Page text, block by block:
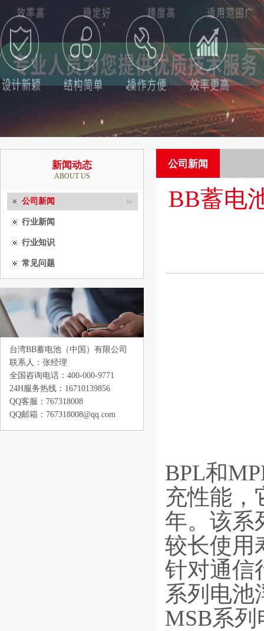
新闻动态
ABOUT US
公司新闻
行业新闻
行业知识
常见问题
台湾BB蓄电池（中国）有限公司
联系人：张经理
全国咨询电话：400-000-9771
24H服务热线：16710139856
QQ客服：767318008
QQ邮箱：767318008@qq.com
公司新闻
BB蓄电
BPL和
充性能，
年。该系
较长使用
针对通信
系列电池
MSB系列